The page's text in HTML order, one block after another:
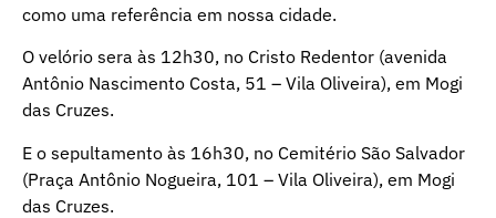
como uma referência em nossa cidade.
O velório sera às 12h30, no Cristo Redentor (avenida
Antônio Nascimento Costa, 51 – Vila Oliveira), em Mogi
das Cruzes.
E o sepultamento às 16h30, no Cemitério São Salvador
(Praça Antônio Nogueira, 101 – Vila Oliveira), em Mogi
das Cruzes.